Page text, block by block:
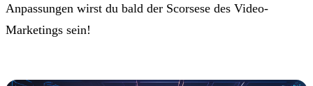
Anpassungen wirst du bald der Scorsese des Video-
Marketings sein!